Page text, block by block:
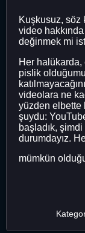
Kuşkusuz, söz
video
değinmek mi
Her halükarda,
pislik
videolara ne
yüzden elbette
şuydu:
başladık,
durumdayız.
mümkün